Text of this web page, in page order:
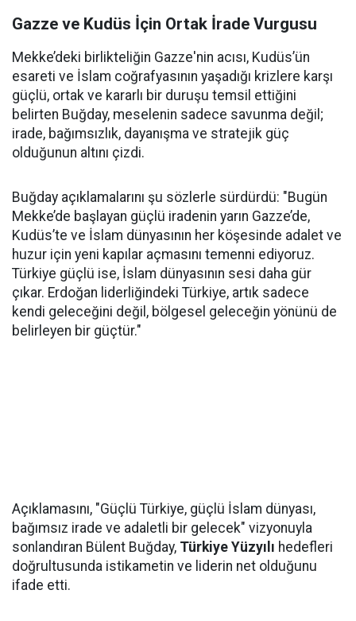
Gazze ve Kudüs İçin Ortak İrade Vurgusu
Mekke’deki birlikteliğin Gazze'nin acısı, Kudüs’ün
esareti ve İslam coğrafyasının yaşadığı krizlere karşı
güçlü, ortak ve kararlı bir duruşu temsil ettiğini
belirten Buğday, meselenin sadece savunma değil;
irade, bağımsızlık, dayanışma ve stratejik güç
olduğunun altını çizdi.
Buğday açıklamalarını şu sözlerle sürdürdü: "Bugün
Mekke’de başlayan güçlü iradenin yarın Gazze’de,
Kudüs’te ve İslam dünyasının her köşesinde adalet ve
huzur için yeni kapılar açmasını temenni ediyoruz.
Türkiye güçlü ise, İslam dünyasının sesi daha gür
çıkar. Erdoğan liderliğindeki Türkiye, artık sadece
kendi geleceğini değil, bölgesel geleceğin yönünü de
belirleyen bir güçtür."
Açıklamasını, "Güçlü Türkiye, güçlü İslam dünyası,
bağımsız irade ve adaletli bir gelecek" vizyonuyla
sonlandıran Bülent Buğday, Türkiye Yüzyılı hedefleri
doğrultusunda istikametin ve liderin net olduğunu
ifade etti.